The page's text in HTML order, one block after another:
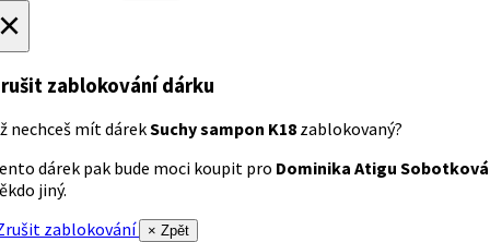
zablokování dárku
nechceš mít dárekSuchy sampon K18 zablokovaný?
dárek pak bude moci koupit pro Dominika Atigu Sobotková
jiný.
zablokování
× Zpět